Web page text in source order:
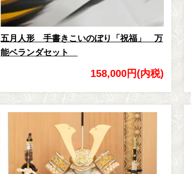
五月人形 手書きこいのぼり「祝福」 万
能ベランダセット
158,000円(内税)